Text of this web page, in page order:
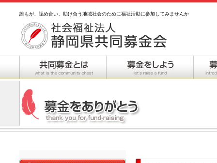
誰もが、認め合い、助け合う地域社会のために福祉活動に参加してみませんか